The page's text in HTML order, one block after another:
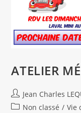
ATELIER
Auteur/autrice
de
Jean Charles
PostNon classé / Vie